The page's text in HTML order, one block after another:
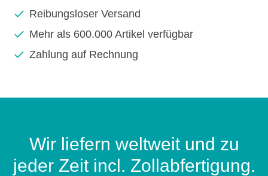
Reibungsloser Versand
Mehr als 600.000 Artikel verfügbar
Zahlung auf Rechnung
Wir liefern weltweit und zu
jeder Zeit incl. Zollabfertigung.